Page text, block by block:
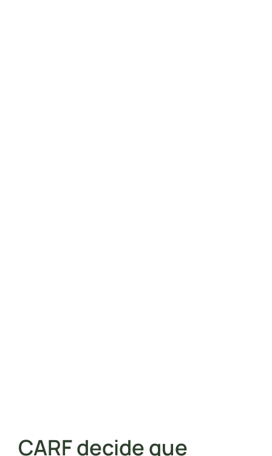
CARF decide que